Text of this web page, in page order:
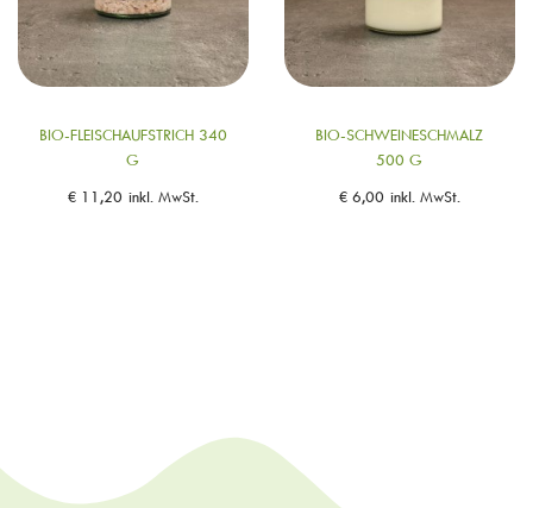
BIO-FLEISCHAUFSTRICH 340
G
€11,20 inkl. MwSt.
BIO-SCHWEINESCHMALZ
500 G
€6,00 inkl. MwSt.